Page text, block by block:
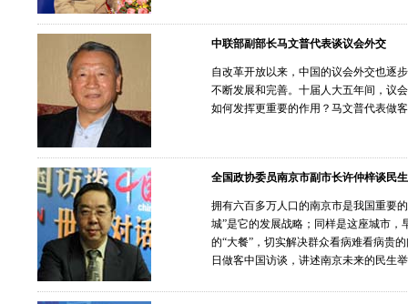
中联部副部长马文普代表谈议会外交
自改革开放以来，中国的议会外交也逐
不断发展和完善。十届人大五年间，议
如何发挥更重要的作用？马文普代表做
全国政协委员南京市副市长许仲梓谈民
拥有六百多万人口的南京市是我国重要
城”是它的发展战略；同样是这座城市，
的“大餐”，切实解决群众看病难看病贵
日做客中国访谈，讲述南京未来的民生